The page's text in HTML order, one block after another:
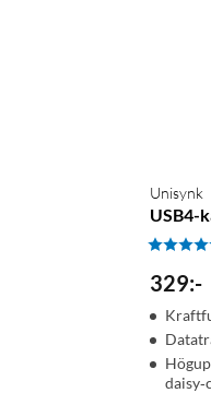
Unisynk
USB4-
329:-